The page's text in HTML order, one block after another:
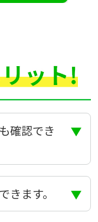
確認でき
きます。